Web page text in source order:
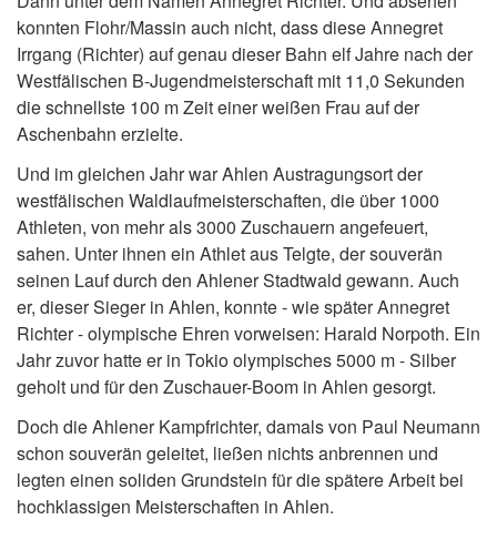
konnten Flohr/Massin auch nicht, dass diese Annegret
Irrgang (Richter) auf genau dieser Bahn elf Jahre nach der
Westfälischen B-Jugendmeisterschaft mit 11,0 Sekunden
die schnellste 100 m Zeit einer weißen Frau auf der
Aschenbahn erzielte.
Und im gleichen Jahr war Ahlen Austragungsort der
westfälischen Waldlaufmeisterschaften, die über 1000
Athleten, von mehr als 3000 Zuschauern angefeuert,
sahen. Unter ihnen ein Athlet aus Telgte, der souverän
seinen Lauf durch den Ahlener Stadtwald gewann. Auch
er, dieser Sieger in Ahlen, konnte - wie später Annegret
Richter - olympische Ehren vorweisen: Harald Norpoth. Ein
Jahr zuvor hatte er in Tokio olympisches 5000 m - Silber
geholt und für den Zuschauer-Boom in Ahlen gesorgt.
Doch die Ahlener Kampfrichter, damals von Paul Neumann
schon souverän geleitet, ließen nichts anbrennen und
legten einen soliden Grundstein für die spätere Arbeit bei
hochklassigen Meisterschaften in Ahlen.